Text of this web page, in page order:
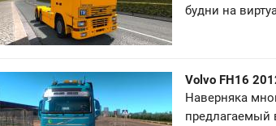
будни на
Volvo FH16
Наверняка
предлагаемый